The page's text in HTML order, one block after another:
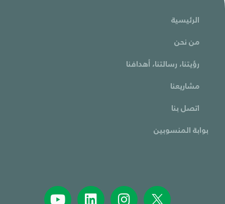
الرئيسية
من نحن
رؤيتنا، رسالتنا، أهدافنا
مشاريعنا
اتصل بنا
بوابة المنسوبين